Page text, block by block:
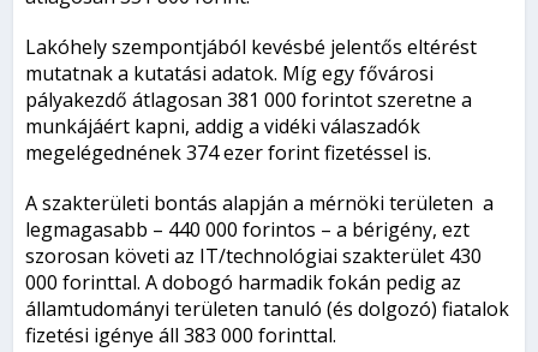
Lakóhely szempontjából kevésbé jelentős eltérést
mutatnak a kutatási adatok. Míg egy fővárosi
pályakezdő átlagosan 381 000 forintot szeretne a
munkájáért kapni, addig a vidéki válaszadók
megelégednének 374 ezer forint fizetéssel is.
A szakterületi bontás alapján a mérnöki területen a
legmagasabb – 440 000 forintos – a bérigény, ezt
szorosan követi az IT/technológiai szakterület 430
000 forinttal. A dobogó harmadik fokán pedig az
államtudományi területen tanuló (és dolgozó) fiatalok
fizetési igénye áll 383 000 forinttal.